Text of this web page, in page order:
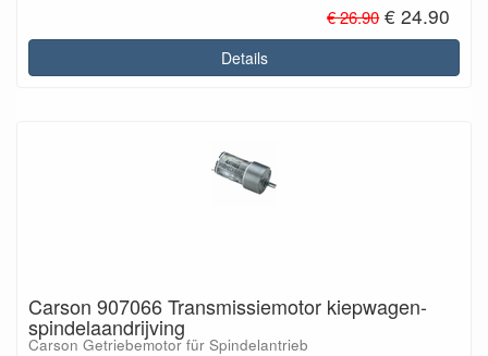
€ 26.90 € 24.90
Details
Carson 907066 Transmissiemotor kiepwagen-
spindelaandrijving
Carson Getriebemotor für Spindelantrieb